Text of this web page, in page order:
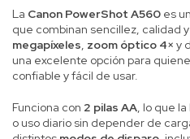
La Canon PowerShot A560 es
que combinan sencillez, calidad
megapíxeles zoom óptico 4× y
una excelente opción para
confiable y fácil de usar.
Funciona con 2 pilas AA , lo que
o uso diario sin depender de